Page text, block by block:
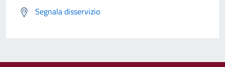
Segnala disservizio